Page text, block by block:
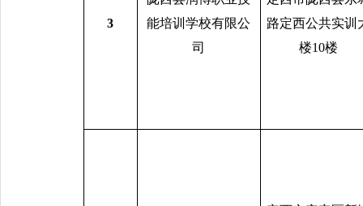
3
能培训学校有限公
司
路定西公共实训
楼10楼